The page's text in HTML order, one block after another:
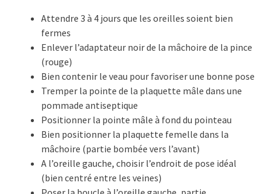
Attendre 3 à 4 jours que les oreilles soient bien
fermes
Enlever l’adaptateur noir de la mâchoire de la pince
(rouge)
Bien contenir le veau pour favoriser une bonne pose
Tremper la pointe de la plaquette mâle dans une
pommade antiseptique
Positionner la pointe mâle à fond du pointeau
Bien positionner la plaquette femelle dans la
mâchoire (partie bombée vers l’avant)
A l’oreille gauche, choisir l’endroit de pose idéal
(bien centré entre les veines)